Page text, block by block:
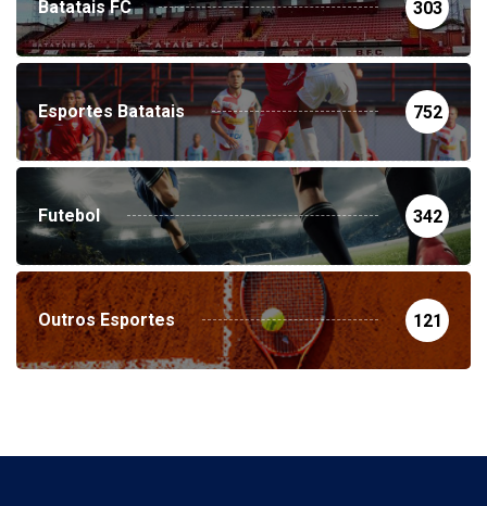
Batatais FC 303
Esportes Batatais 752
Futebol 342
Outros Esportes 121